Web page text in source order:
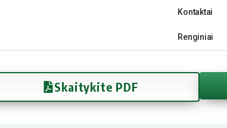
Kontaktai
Renginiai
Skaitykite PDF